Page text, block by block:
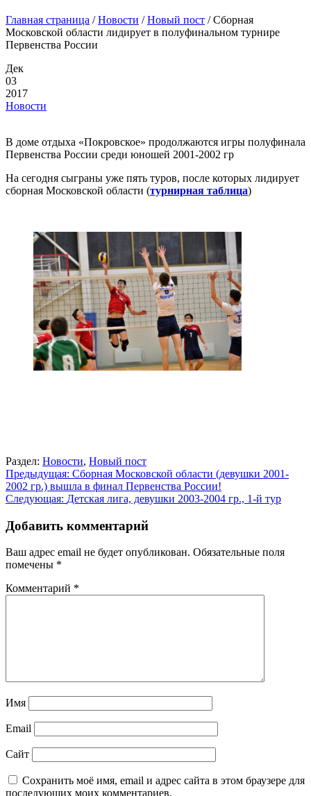
Главная страница /Новости /Новый пост /Сборная
Московской области лидирует в полуфинальном турнире
Первенства России
Дек
03
2017
Новости
В доме отдыха «Покровское» продолжаются игры полуфинала
Первенства России среди юношей 2001-2002 гр
На сегодня сыграны уже пять туров, после которых лидирует
сборная Московской области (турнирная таблица)
Раздел: Новости, Новый пост
Навигация
по
Предыдущая: Сборная Московской области (девушки 2001-
2002 гр.) вышла в финал Первенства России!
Следующая: Детская лига, девушки 2003-2004 гр., 1-й тур
Добавить комментарий
Ваш адрес email не будет опубликован. Обязательные поля
помечены *
Комментарий *
Имя
Email
Сайт
Сохранить моё имя, email и адрес сайта в этом браузере для
последующих моих комментариев.